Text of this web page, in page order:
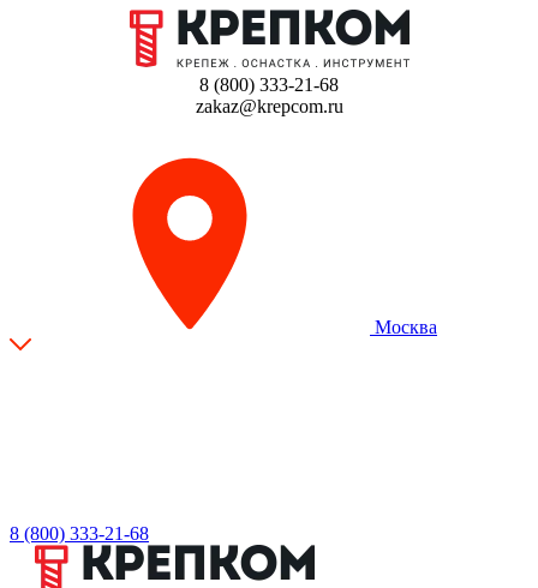
8 (800) 333-21-68
zakaz@krepcom.ru
Москва
8 (800) 333-21-68